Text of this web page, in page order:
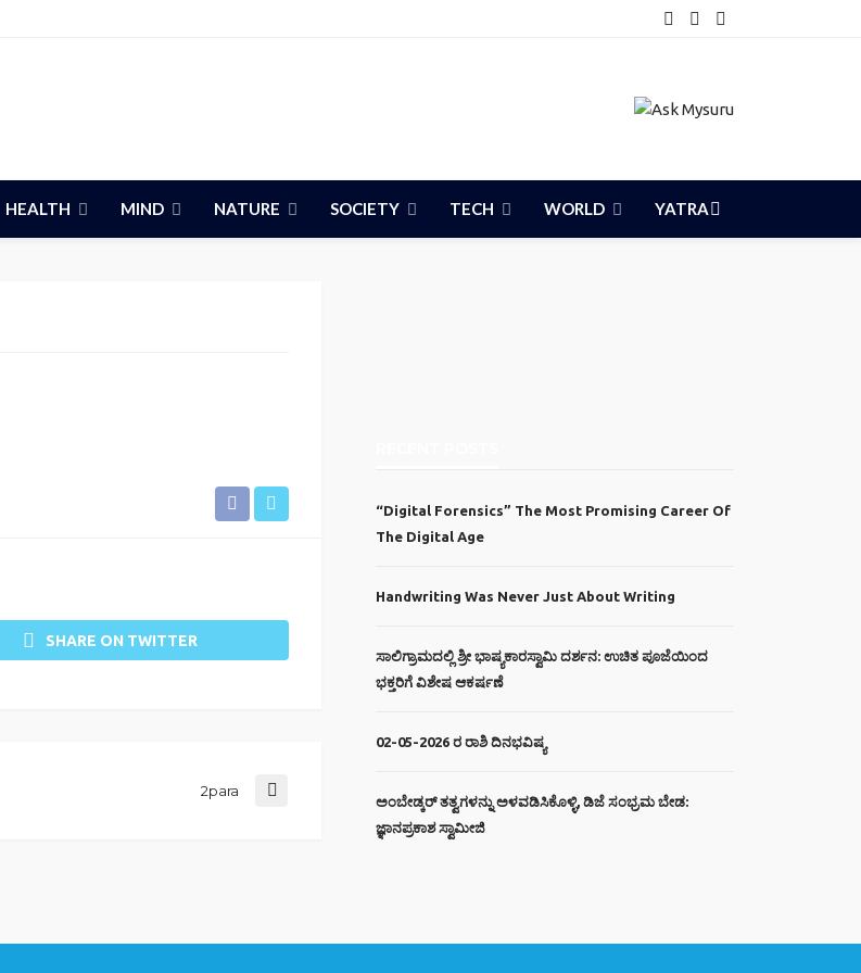
HEALTH MIND NATURE SOCIETY TECH WORLD YATRA
SHARE ON TWITTER
2para
“Digital Forensics” The Most Promising Career Of
The Digital Age
Handwriting Was Never Just About Writing
ಸಾಲಿಗ್ರಾಮದಲ್ಲಿ ಶ್ರೀ ಭಾಷ್ಯಕಾರಸ್ವಾಮಿ ದರ್ಶನ: ಉಚಿತ ಪೂಜೆಯಿಂದ
ಭಕ್ತರಿಗೆ ವಿಶೇಷ ಆಕರ್ಷಣೆ
02-05-2026 ರ ರಾಶಿ ದಿನಭವಿಷ್ಯ
ಅಂಬೇಡ್ಕರ್ ತತ್ವಗಳನ್ನು ಅಳವಡಿಸಿಕೊಳ್ಳಿ, ಡಿಜೆ ಸಂಭ್ರಮ ಬೇಡ:
ಜ್ಞಾನಪ್ರಕಾಶ ಸ್ವಾಮೀಜಿ